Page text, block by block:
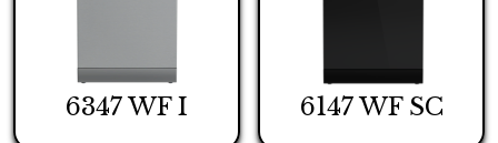
6347 WF I 6147 WF SC